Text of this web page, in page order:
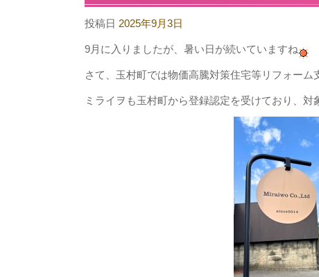
投稿日 2025年9月3日
9月に入りましたが、暑い日が続いていますね
さて、玉村町では物価高騰対策住宅等リフォーム
ミライヲも玉村町から登録認定を受けており、対